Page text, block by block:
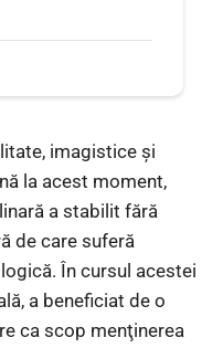
imagistice şi
la acest moment,
a stabilit fără
de care suferă
În cursul acestei
a beneficiat de o
ca scop menţinerea